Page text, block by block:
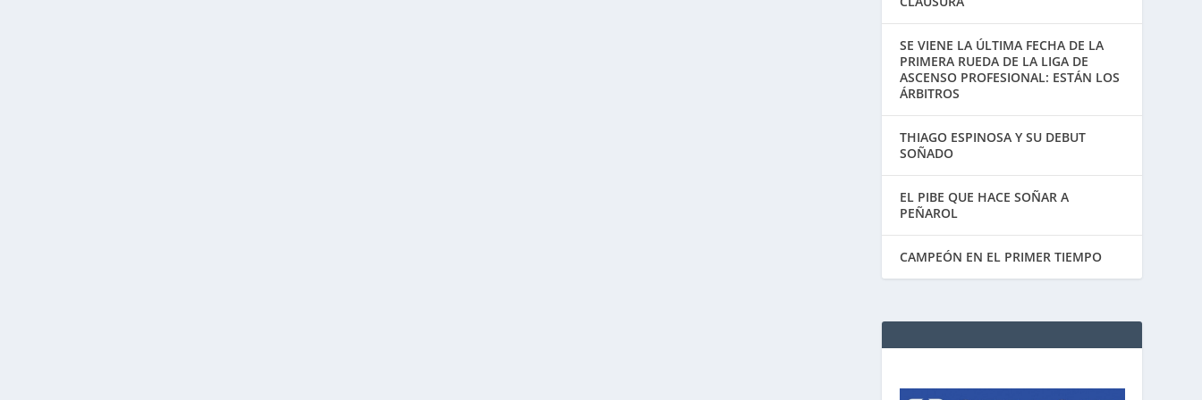
SE VIENE LA ÚLTIMA FECHA DE LA
PRIMERA RUEDA DE LA LIGA DE
ASCENSO PROFESIONAL: ESTÁN LOS
ÁRBITROS
THIAGO ESPINOSA Y SU DEBUT
SOÑADO
EL PIBE QUE HACE SOÑAR A
PEÑAROL
CAMPEÓN EN EL PRIMER TIEMPO